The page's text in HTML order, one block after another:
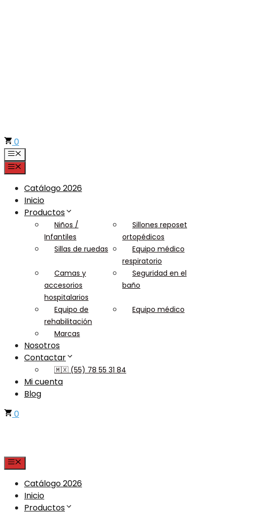
0
Menú
Menú
Catálogo 2026
Inicio
Productos
Niños /
Infantiles
Sillones reposet
ortopédicos
Sillas de ruedas
Equipo médico
respiratorio
Camas y
accesorios
hospitalarios
Seguridad en el
baño
Equipo de
rehabilitación
Equipo médico
Marcas
Nosotros
Contactar
🇲🇽 (55) 78 55 31 84
Mi cuenta
Blog
0
Menu
Catálogo 2026
Inicio
Productos